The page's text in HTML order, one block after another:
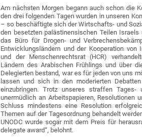
Am nächsten Morgen begann auch schon die
den drei folgenden Tagen wurden in unseren
– so beschäftigte sich der Wirtschafts- und
den besetzten palästinensischen Teilen
das Büro für Drogen- und
Entwicklungsländern und der Kooperation
und der Menschenrechtsrat (HCR)
Ländern des Arabischen Frühlings und über
Delegierten bestand, war es für jeden von uns
lassen und sich in den moderierten
einzubringen. Trotz unseres straffen
unermüdlich an Arbeitspapieren, Resolutionen
Schluss mindestens eine Resolution
Themen auf der Tagesordnung behandelt
UNODC wurde sogar mit dem Preis für
delegate award“, belohnt.